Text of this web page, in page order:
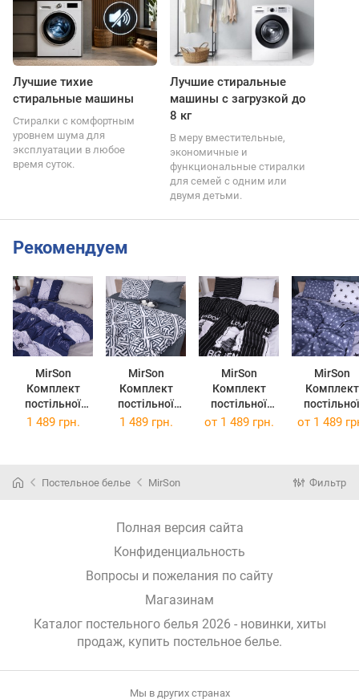
Лучшие тихие
стиральные машины
Стиралки с комфортным
уровнем шума для
эксплуатации в любое
время суток.
Лучшие стиральные
машины с загрузкой до
8 кг
В меру вместительные,
экономичные и
функциональные стиралки
для семей с одним или
двумя детьми.
Рекомендуем
MirSon
Комплект
постільної
білизни Бязь
MirSon
Комплект
постільної
білизни Бязь
MirSon
Комплект
постільної
білизни Бязь
MirSon
Комплект
постільної
білизни Бязь
1 489 грн. 1 489 грн. от 1 489 грн. от 1 489
Постельное белье MirSon Фильтр
Полная версия сайта
Конфиденциальность
Вопросы и пожелания по сайту
Магазинам
Каталог постельного белья 2026 - новинки, хиты
продаж, купить постельное белье.
Мы в других странах